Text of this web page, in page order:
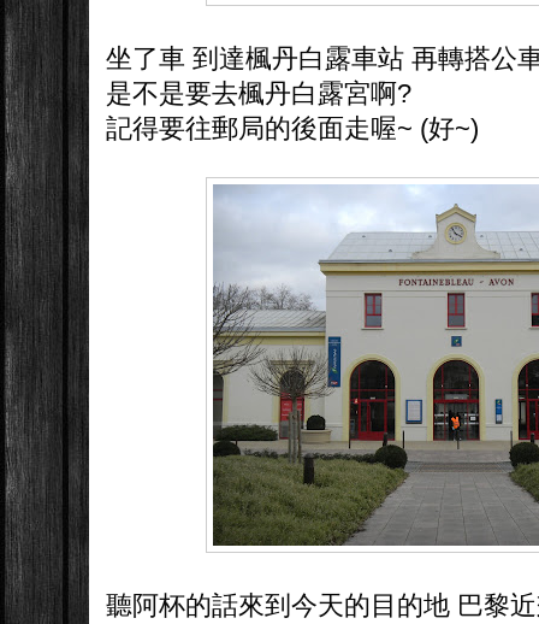
坐了車 到達楓丹白露車站 再轉搭公
是不是要去楓丹白露宮啊?
記得要往郵局的後面走喔~ (好~)
聽阿杯的話來到今天的目的地 巴黎